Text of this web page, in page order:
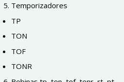
Temporizadores
TP
TON
TOF
TONR